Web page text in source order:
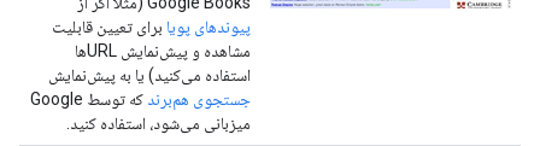
پیوندهای پویا برای تعیین قابلیت
مشاهده و پیش‌نمایش URLها
استفاده می‌کنید) یا به پیش‌نمایش
جستجوی هم‌برند
که توسط Google
میزبانی می‌شود، استفاده کنید.